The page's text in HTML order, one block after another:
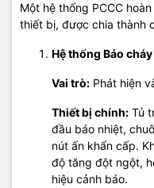
Một hệ thống PCCC
thiết bị, được chia thành
Hệ thống Báo
Vai trò: Phát hiện
Thiết bị chính: Tủ
đầu báo nhiệt,
nút ấn khẩn cấp.
độ tăng đột ngột,
hiệu cảnh báo.